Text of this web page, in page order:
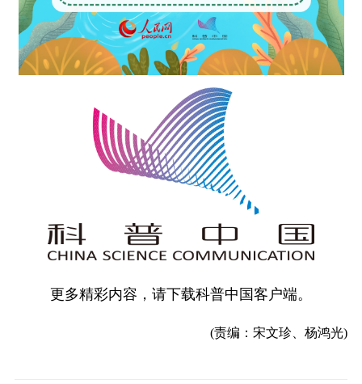
更多精彩内容，请下载科普中国客户端。
(责编：宋文珍、杨鸿光)